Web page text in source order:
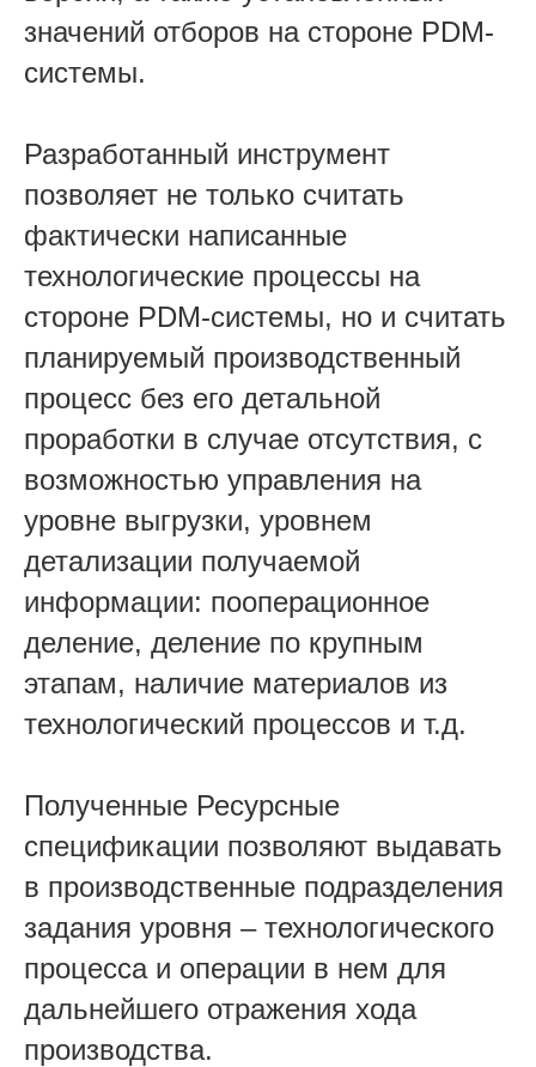
значений отборов на стороне PDM-
системы.
Разработанный инструмент
позволяет не только считать
фактически написанные
технологические процессы на
стороне PDM-системы, но и считать
планируемый производственный
процесс без его детальной
проработки в случае отсутствия, с
возможностью управления на
уровне выгрузки, уровнем
детализации получаемой
информации: пооперационное
деление, деление по крупным
этапам, наличие материалов из
технологический процессов и т.д.
Полученные Ресурсные
спецификации позволяют выдавать
в производственные подразделения
задания уровня – технологического
процесса и операции в нем для
дальнейшего отражения хода
производства.